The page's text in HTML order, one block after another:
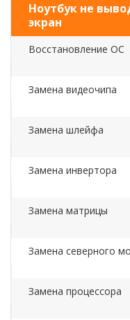
Ноутбук не
экран
Восстановление ОС
Замена видеочипа
Замена шлейфа
Замена инвертора
Замена матрицы
Замена северного
Замена процессора